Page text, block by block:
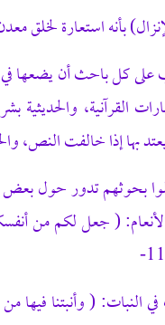
بأنه استعارة لخلق
كل باحث أن يضعها في
القرآنية،
بها إذا خالفت النص،
بحوثهم تدور حول بعض
( جعل لكم من